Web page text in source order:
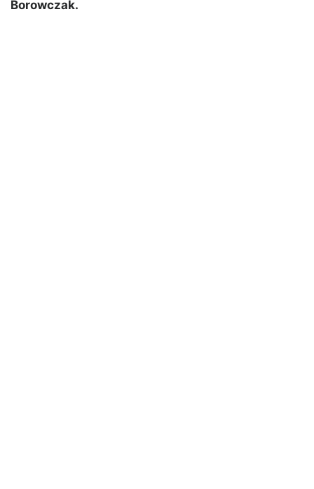
Borowczak.